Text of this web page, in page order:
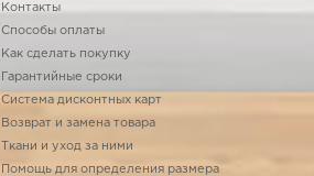
Контакты
Способы оплаты
Как сделать покупку
Гарантийные сроки
Система дисконтных карт
Возврат и замена товара
Ткани и уход за ними
Помощь для определения размера